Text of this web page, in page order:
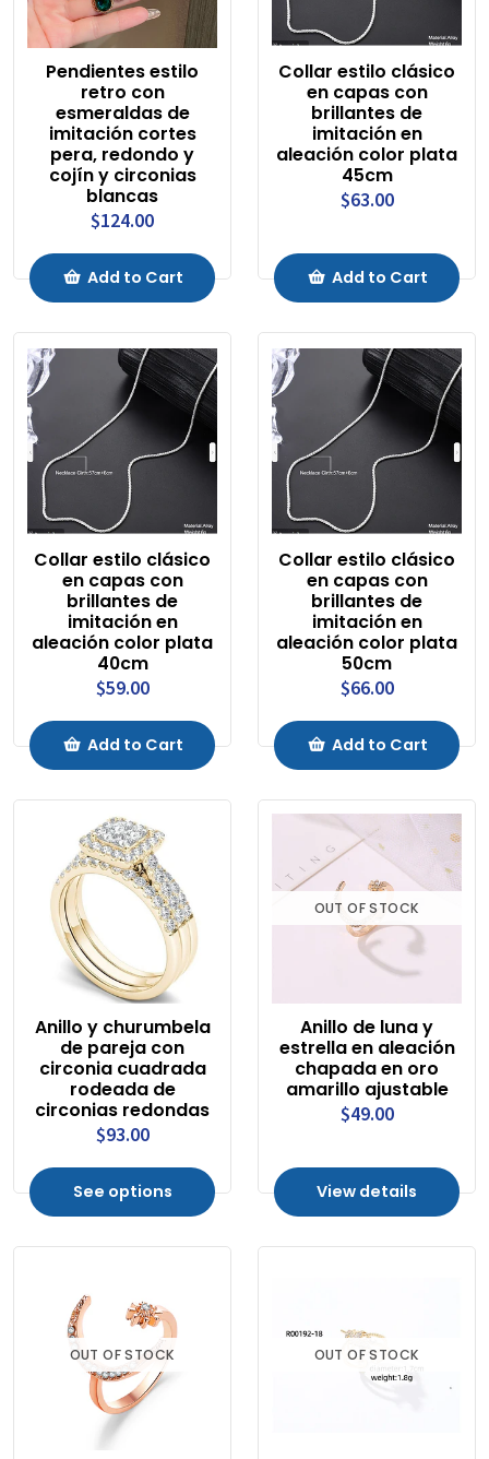
Pendientes estilo
retro con
esmeraldas de
imitación cortes
pera, redondo y
cojín y circonias
blancas
$124.00
Add to Cart
Collar estilo clásico
en capas con
brillantes de
imitación en
aleación color plata
45cm
$63.00
Add to Cart
Collar estilo clásico
en capas con
brillantes de
imitación en
aleación color plata
40cm
$59.00
Add to Cart
Collar estilo clásico
en capas con
brillantes de
imitación en
aleación color plata
50cm
$66.00
Add to Cart
Anillo y churumbela
de pareja con
circonia cuadrada
rodeada de
circonias redondas
$93.00
See options
OUT OF STOCK
Anillo de luna y
estrella en aleación
chapada en oro
amarillo ajustable
$49.00
View details
OUT OF STOCK OUT OF STOCK